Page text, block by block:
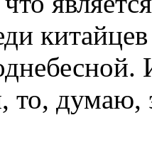
думаю,